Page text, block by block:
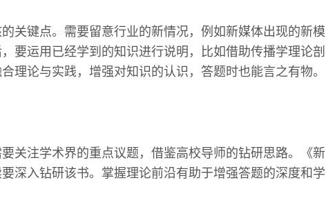
关键点。需要留意行业的新情况，例如新媒体出现的新模
要运用已经学到的知识进行说明，比如借助传播学理论剖
理论与实践，增强对知识的认识，答题时也能言之有物。
关注学术界的重点议题，借鉴高校导师的钻研思路。《新
深入钻研该书。掌握理论前沿有助于增强答题的深度和学